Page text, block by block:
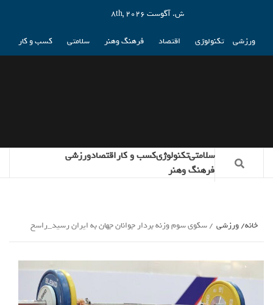
ش. آگوست 8th, 2026
ورزشی تکنولوژی اقتصاد فرهنگ وهنر سلامتی کسب و کار
سلامتیتکنولوژیکسب و کاراقتصادورزشی
فرهنگ وهنر
خانه ورزشی سکوی سوم وزنه بردار جوانان جهان به ایران رسید_راسخ